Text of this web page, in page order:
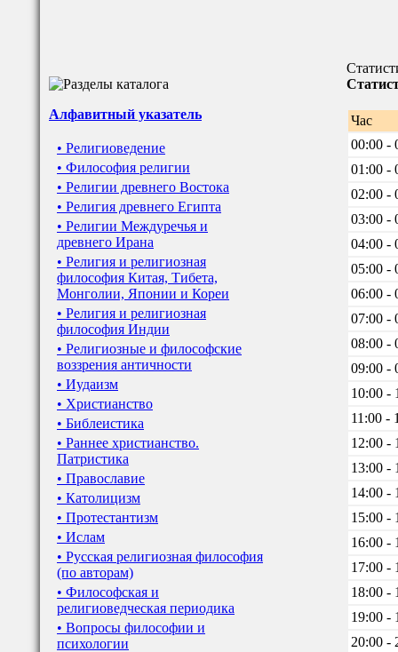
Алфавитный указатель
• Религиоведение
• Философия религии
• Религии древнего Востока
• Религия древнего Египта
• Религии Междуречья и
древнего Ирана
• Религия и религиозная
философия Китая, Тибета,
Монголии, Японии и Кореи
• Религия и религиозная
философия Индии
• Религиозные и философские
воззрения античности
• Иудаизм
• Христианство
• Библеистика
• Раннее христианство.
Патристика
• Православие
• Католицизм
• Протестантизм
• Ислам
• Русская религиозная философия
(по авторам)
• Философская и
религиоведческая периодика
• Вопросы философии и
психологии
Час
00:00 -
01:00 -
02:00 -
03:00 -
04:00 -
05:00 -
06:00 -
07:00 -
08:00 -
09:00 -
10:00 -
11:00 -
12:00 -
13:00 -
14:00 -
15:00 -
16:00 -
17:00 -
18:00 -
19:00 -
20:00 -